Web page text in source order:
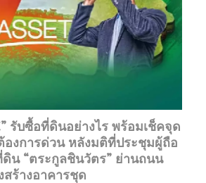
รับซื้อที่ดินอย่างไร พร้อมเช็คจุด
องการด่วน หลังมติที่ประชุมผู้ถือ
น “ตระกูลชินวัตร” ย่านถนน
ร้างอาคารชุด